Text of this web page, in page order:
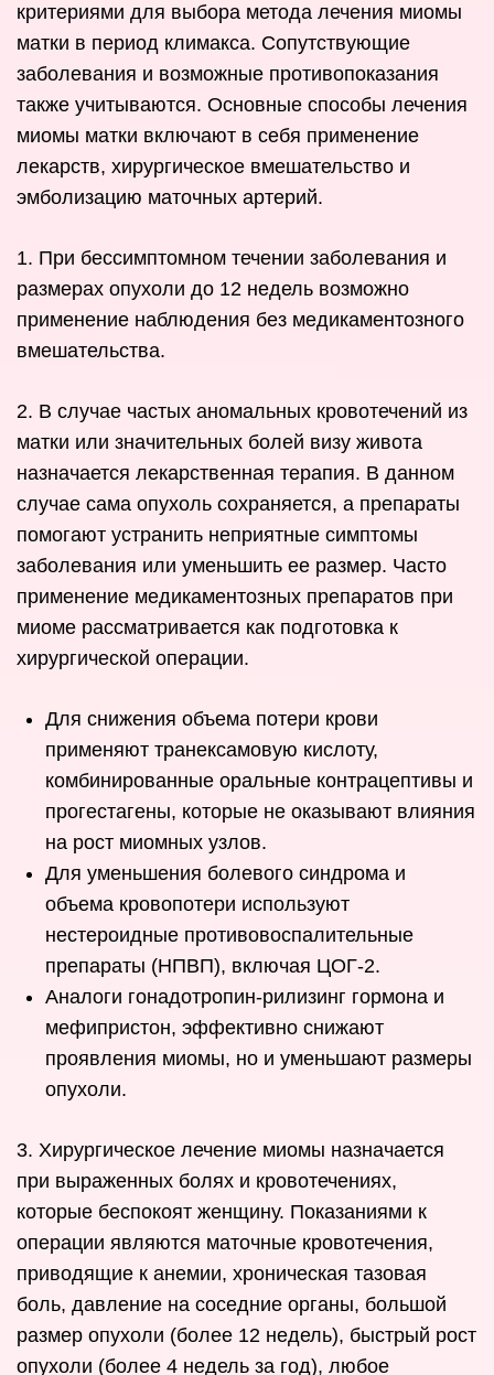
критериями для выбора метода лечения миомы
матки в период климакса. Сопутствующие
заболевания и возможные противопоказания
также учитываются. Основные способы лечения
миомы матки включают в себя применение
лекарств, хирургическое вмешательство и
эмболизацию маточных артерий.
1. При бессимптомном течении заболевания и
размерах опухоли до 12 недель возможно
применение наблюдения без медикаментозного
вмешательства.
2. В случае частых аномальных кровотечений из
матки или значительных болей визу живота
назначается лекарственная терапия. В данном
случае сама опухоль сохраняется, а препараты
помогают устранить неприятные симптомы
заболевания или уменьшить ее размер. Часто
применение медикаментозных препаратов при
миоме рассматривается как подготовка к
хирургической операции.
Для снижения объема потери крови
применяют транексамовую кислоту,
комбинированные оральные контрацептивы и
прогестагены, которые не оказывают влияния
на рост миомных узлов.
Для уменьшения болевого синдрома и
объема кровопотери используют
нестероидные противовоспалительные
препараты (НПВП), включая ЦОГ-2.
Аналоги гонадотропин-рилизинг гормона и
мефипристон, эффективно снижают
проявления миомы, но и уменьшают размеры
опухоли.
3. Хирургическое лечение миомы назначается
при выраженных болях и кровотечениях,
которые беспокоят женщину. Показаниями к
операции являются маточные кровотечения,
приводящие к анемии, хроническая тазовая
боль, давление на соседние органы, большой
размер опухоли (более 12 недель), быстрый рост
опухоли (более 4 недель за год), любое